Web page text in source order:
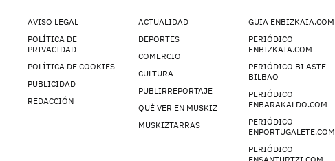
AVISO LEGAL
POLÍTICA DE
PRIVACIDAD
POLÍTICA DE COOKIES
PUBLICIDAD
REDACCIÓN
ACTUALIDAD
DEPORTES
COMERCIO
CULTURA
PUBLIRREPORTAJE
QUÉ VER EN MUSKIZ
MUSKIZTARRAS
GUIA ENBIZKAIA.COM
PERIÓDICO
ENBIZKAIA.COM
PERIÓDICO BI ASTE
BILBAO
PERIÓDICO
ENBARAKALDO.COM
PERIÓDICO
ENPORTUGALETE.COM
PERIÓDICO